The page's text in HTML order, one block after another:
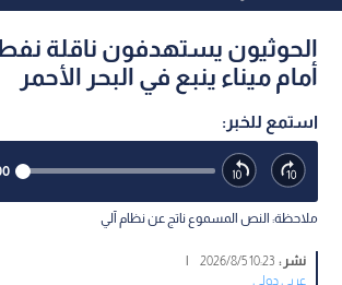
الحوثيون يستهدفون ناقلة
أمام ميناء ينبع في البحر الأحمر
استمع للخبر:
ملاحظة: النص المسموع ناتج عن نظام آلي
نشر :10:23 2026/8/5
|
عربي دولي